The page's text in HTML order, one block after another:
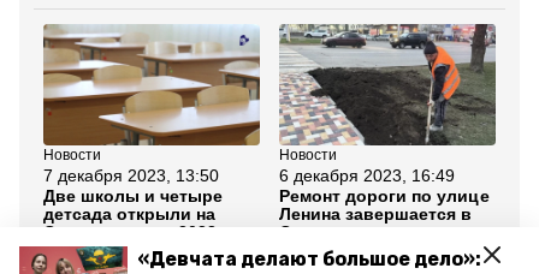
«Девчата делают большое дело»:
Новости
7 декабря 2023, 13:50
Две школы и четыре
детсада открыли на
Ставрополье в 2023
году
Новости
6 декабря 2023, 16:49
Ремонт дороги по улице
Ленина завершается в
Ставрополе